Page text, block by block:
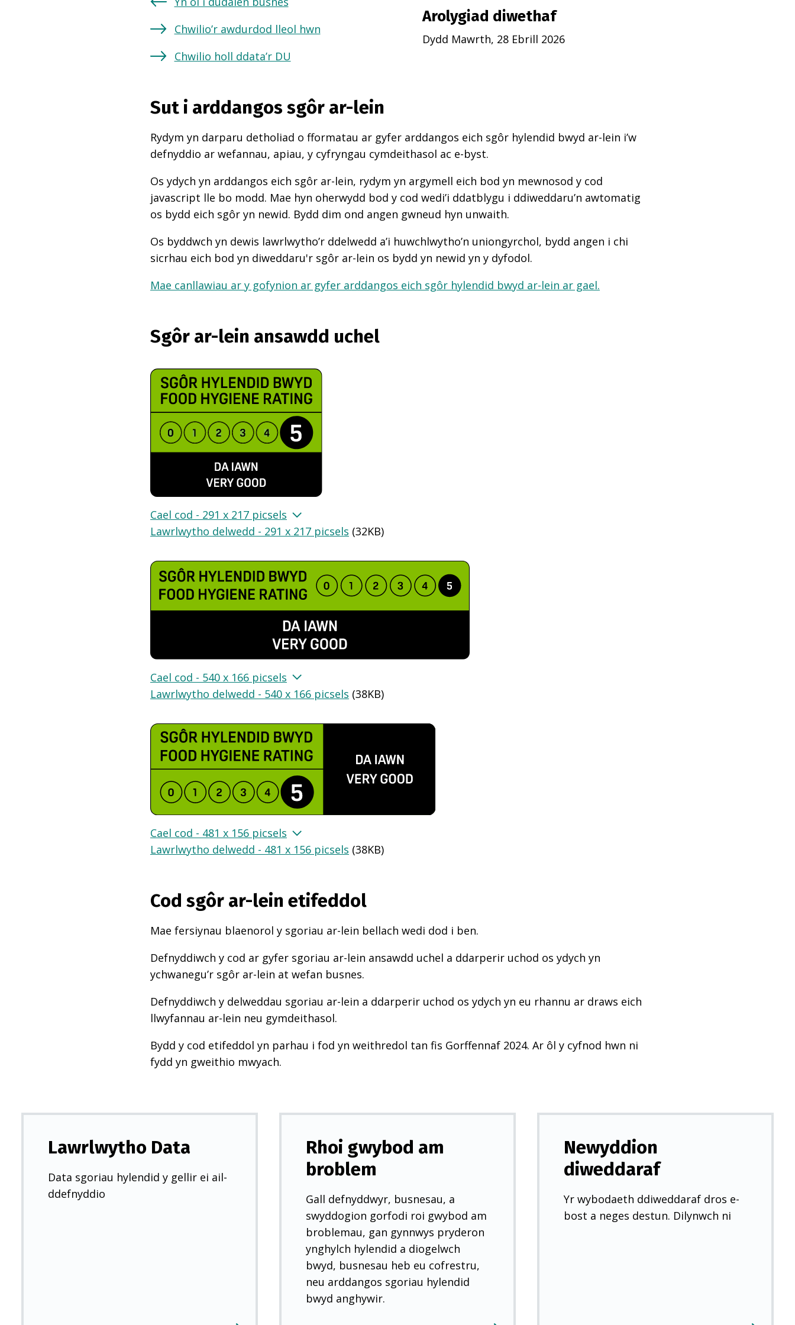
Chwilio’r awdurdod lleol hwn
Chwilio holl ddata’r DU
Arolygiad diwethaf
Dydd Mawrth, 28 Ebrill 2026
Sut i arddangos sgôr ar-lein
Rydym yn darparu detholiad o fformatau ar gyfer arddangos eich sgôr hylendid bwyd ar-lein i’w
defnyddio ar wefannau, apiau, y cyfryngau cymdeithasol ac e-byst.
Os ydych yn arddangos eich sgôr ar-lein, rydym yn argymell eich bod yn mewnosod y cod
javascript lle bo modd. Mae hyn oherwydd bod y cod wedi’i ddatblygu i ddiweddaru’n awtomatig
os bydd eich sgôr yn newid. Bydd dim ond angen gwneud hyn unwaith.
Os byddwch yn dewis lawrlwytho’r ddelwedd a’i huwchlwytho’n uniongyrchol, bydd angen i chi
sicrhau eich bod yn diweddaru'r sgôr ar-lein os bydd yn newid yn y dyfodol.
Mae canllawiau ar y gofynion ar gyfer arddangos eich sgôr hylendid bwyd ar-lein ar gael.
Sgôr ar-lein ansawdd uchel
Cael cod - 291 x 217 picsels
Lawrlwytho delwedd - 291 x 217 picsels (32KB)
Cael cod - 540 x 166 picsels
Lawrlwytho delwedd - 540 x 166 picsels (38KB)
Cael cod - 481 x 156 picsels
Lawrlwytho delwedd - 481 x 156 picsels (38KB)
Cod sgôr ar-lein etifeddol
Mae fersiynau blaenorol y sgoriau ar-lein bellach wedi dod i ben.
Defnyddiwch y cod ar gyfer sgoriau ar-lein ansawdd uchel a ddarperir uchod os ydych yn
ychwanegu’r sgôr ar-lein at wefan busnes.
Defnyddiwch y delweddau sgoriau ar-lein a ddarperir uchod os ydych yn eu rhannu ar draws eich
llwyfannau ar-lein neu gymdeithasol.
Bydd y cod etifeddol yn parhau i fod yn weithredol tan fis Gorffennaf 2024. Ar ôl y cyfnod hwn ni
fydd yn gweithio mwyach.
Lawrlwytho Data
Data sgoriau hylendid y gellir ei ail-
ddefnyddio
Rhoi gwybod am
broblem
Gall defnyddwyr, busnesau, a
swyddogion gorfodi roi gwybod am
broblemau, gan gynnwys pryderon
ynghylch hylendid a diogelwch
bwyd, busnesau heb eu cofrestru,
neu arddangos sgoriau hylendid
bwyd anghywir.
Newyddion
diweddaraf
Yr wybodaeth ddiweddaraf dros e-
bost a neges destun. Dilynwch ni